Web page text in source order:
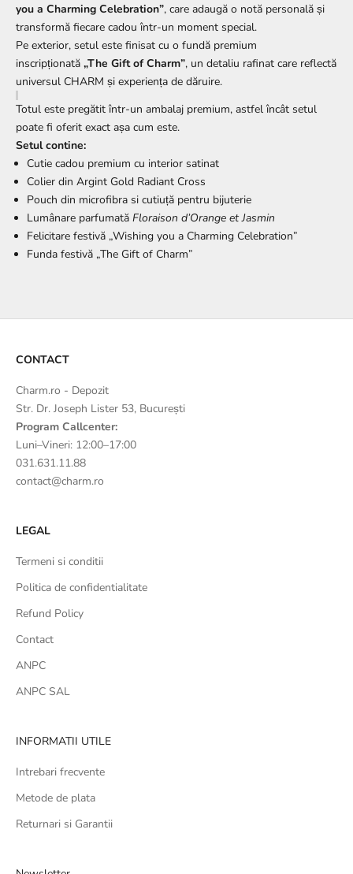
you a Charming Celebration”, care adaugă o notă personală și
transformă fiecare cadou într-un moment special.
Pe exterior, setul este finisat cu o fundă premium
inscripționată „The Gift of Charm”, un detaliu rafinat care reflectă
universul CHARM și experiența de dăruire.
Totul este pregătit într-un ambalaj premium, astfel încât setul
poate fi oferit exact așa cum este.
Setul contine:
Cutie cadou premium cu interior satinat
Colier din Argint Gold Radiant Cross
Pouch din microfibra si cutiuță pentru bijuterie
Lumânare parfumată Floraison d’Orange et Jasmin
Felicitare festivă „Wishing you a Charming Celebration”
Funda festivă „The Gift of Charm”
CONTACT
Charm.ro - Depozit
Str. Dr. Joseph Lister 53, București
Program Callcenter:
Luni–Vineri: 12:00–17:00
031.631.11.88
contact@charm.ro
LEGAL
Termeni si conditii
Politica de confidentialitate
Refund Policy
Contact
ANPC
ANPC SAL
INFORMATII UTILE
Intrebari frecvente
Metode de plata
Returnari si Garantii